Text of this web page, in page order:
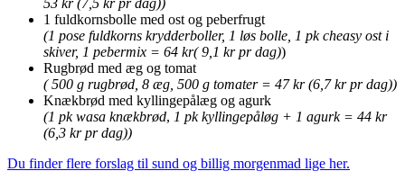
53 kr (7,5 kr pr dag))
1 fuldkornsbolle med ost og peberfrugt
(1 pose fuldkorns krydderboller, 1 løs bolle, 1 pk cheasy ost i
skiver, 1 pebermix = 64 kr( 9,1 kr pr dag))
Rugbrød med æg og tomat
( 500 g rugbrød, 8 æg, 500 g tomater = 47 kr (6,7 kr pr dag))
Knækbrød med kyllingepålæg og agurk
(1 pk wasa knækbrød, 1 pk kyllingepåløg + 1 agurk = 44 kr
(6,3 kr pr dag))
Du finder flere forslag til sund og billig morgenmad lige her.